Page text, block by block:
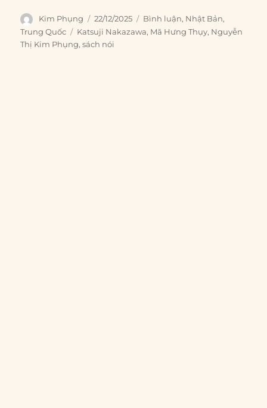
Author
Kim Phụng
Posted
on
22/12/2025 Categories
Bình luận, Nhật Bản,
Trung Quốc
Tags
Katsuji Nakazawa, Mã Hưng Thụy, Nguyễn
Thị Kim Phụng,sách nói